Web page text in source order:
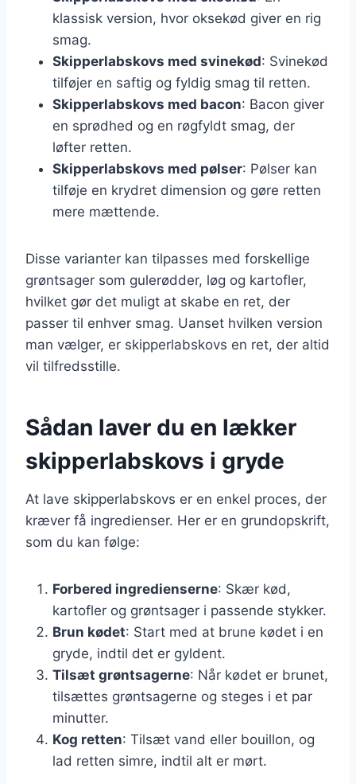
klassisk version, hvor oksekød giver en rig
smag.
Skipperlabskovs med svinekød: Svinekød
tilføjer en saftig og fyldig smag til retten.
Skipperlabskovs med bacon: Bacon giver
en sprødhed og en røgfyldt smag, der
løfter retten.
Skipperlabskovs med pølser: Pølser kan
tilføje en krydret dimension og gøre retten
mere mættende.
Disse varianter kan tilpasses med forskellige
grøntsager som gulerødder, løg og kartofler,
hvilket gør det muligt at skabe en ret, der
passer til enhver smag. Uanset hvilken version
man vælger, er skipperlabskovs en ret, der altid
vil tilfredsstille.
Sådan laver du en lækker
skipperlabskovs i gryde
At lave skipperlabskovs er en enkel proces, der
kræver få ingredienser. Her er en grundopskrift,
som du kan følge:
Forbered ingredienserne: Skær kød,
kartofler og grøntsager i passende stykker.
Brun kødet: Start med at brune kødet i en
gryde, indtil det er gyldent.
Tilsæt grøntsagerne: Når kødet er brunet,
tilsættes grøntsagerne og steges i et par
minutter.
Kog retten: Tilsæt vand eller bouillon, og
lad retten simre, indtil alt er mørt.